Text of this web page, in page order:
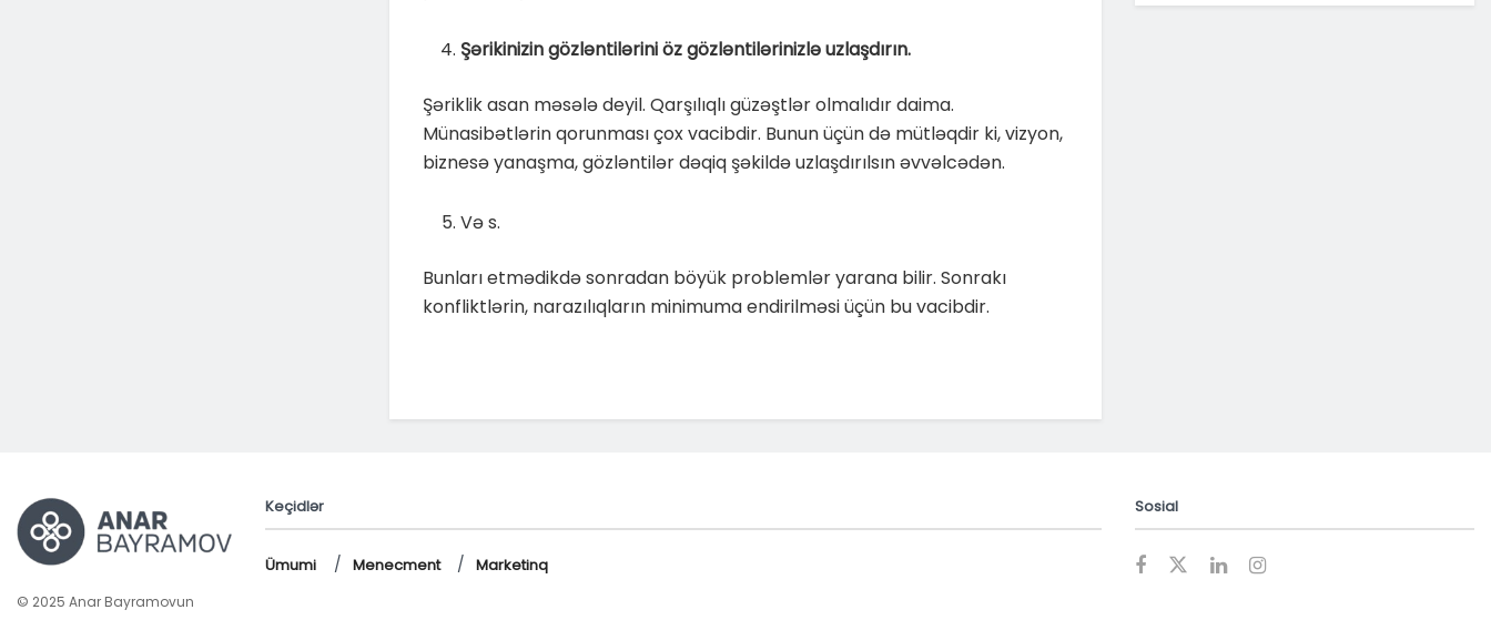
Şərikinizin gözləntilərini öz gözləntilərinizlə uzlaşdırın.
Şəriklik asan məsələ deyil. Qarşılıqlı güzəştlər olmalıdır daima.
Münasibətlərin qorunması çox vacibdir. Bunun üçün də mütləqdir ki, vizyon,
biznesə yanaşma, gözləntilər dəqiq şəkildə uzlaşdırılsın əvvəlcədən.
Və s.
Bunları etmədikdə sonradan böyük problemlər yarana bilir. Sonrakı
konfliktlərin, narazılıqların minimuma endirilməsi üçün bu vacibdir.
© 2025 Anar Bayramovun
Keçidlər
Ümumi Menecment Marketinq
Sosial